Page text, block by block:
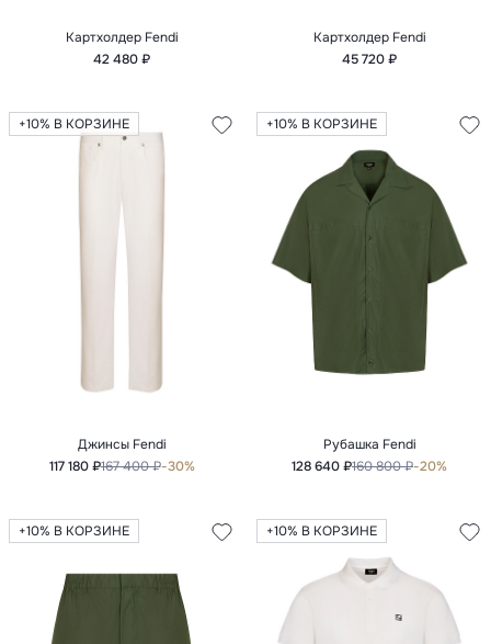
Картхолдер Fendi
42 480 ₽
Картхолдер Fendi
45 720 ₽
+10% В КОРЗИНЕ
Джинсы Fendi
117 180 ₽167 400 ₽-30%
+10% В КОРЗИНЕ
Рубашка Fendi
128 640 ₽160 800 ₽-20%
+10% В КОРЗИНЕ +10% В КОРЗИНЕ